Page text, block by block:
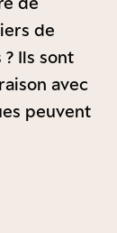
de
Ils sont
avec
peuvent